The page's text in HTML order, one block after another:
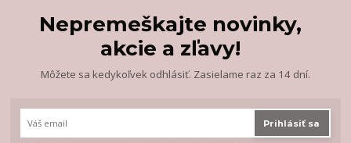
Nepremeškajte novinky,
akcie a zľavy!
Môžete sa kedykoľvek odhlásiť. Zasielame raz za 14 dní.
Prihlásiť sa